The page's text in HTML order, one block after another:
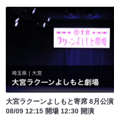
大宮ラクーンよしもと寄席 8月公演
08/09 12:15 開場 12:30 開演